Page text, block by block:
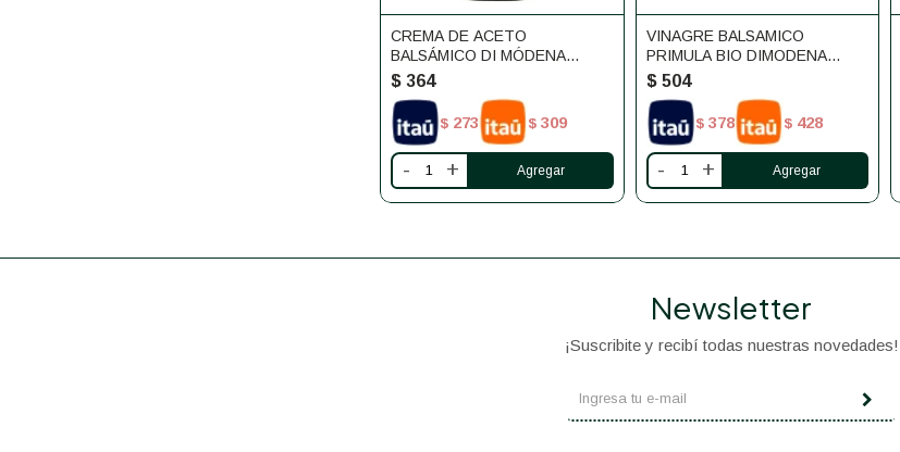
CREMA DE ACETO
BALSÁMICO DI MÓDENA
250ML
$ 364
$ 273 $ 309
- +
VINAGRE BALSAMICO
PRIMULA BIO DIMODENA
250ML
$ 504
$ 378 $ 428
- +
Newsletter
¡Suscribite y recibí todas nuestras novedades!